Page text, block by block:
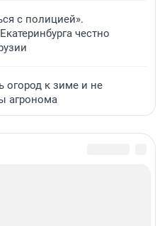
с полицией».
честно
огород к зиме и не
агронома